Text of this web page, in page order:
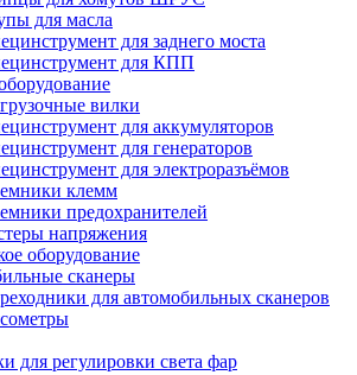
для масла
для заднего моста
для КПП
вилки
для аккумуляторов
для генераторов
для электроразъёмов
клемм
предохранителей
напряжения
оборудование
сканеры
для автомобильных сканеров
для регулировки света фар